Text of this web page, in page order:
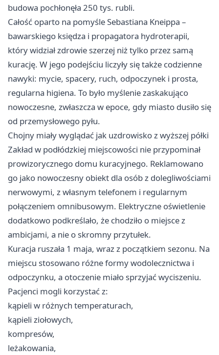
budowa pochłonęła 250 tys. rubli.
Całość oparto na pomyśle Sebastiana Kneippa –
bawarskiego księdza i propagatora hydroterapii,
który widział zdrowie szerzej niż tylko przez samą
kurację. W jego podejściu liczyły się także codzienne
nawyki: mycie, spacery, ruch, odpoczynek i prosta,
regularna higiena. To było myślenie zaskakująco
nowoczesne, zwłaszcza w epoce, gdy miasto dusiło się
od przemysłowego pyłu.
Chojny miały wyglądać jak uzdrowisko z wyższej półki
Zakład w podłódzkiej miejscowości nie przypominał
prowizorycznego domu kuracyjnego. Reklamowano
go jako nowoczesny obiekt dla osób z dolegliwościami
nerwowymi, z własnym telefonem i regularnym
połączeniem omnibusowym. Elektryczne oświetlenie
dodatkowo podkreślało, że chodziło o miejsce z
ambicjami, a nie o skromny przytułek.
Kuracja ruszała 1 maja, wraz z początkiem sezonu. Na
miejscu stosowano różne formy wodolecznictwa i
odpoczynku, a otoczenie miało sprzyjać wyciszeniu.
Pacjenci mogli korzystać z:
kąpieli w różnych temperaturach,
kąpieli ziołowych,
kompresów,
leżakowania,